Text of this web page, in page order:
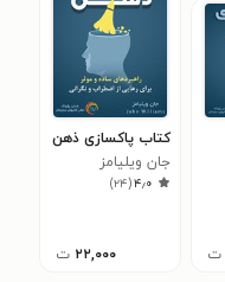
ت
کتاب پاکسازی ذهن
جان ویلیامز
۴٫۰(۲۴)
۲۲,۰۰۰ ت